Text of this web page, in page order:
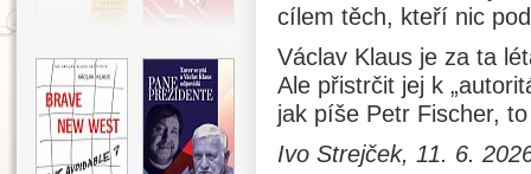
cílem těch, kteří nic
Václav Klaus je za ta
Ale přistrčit jej k
jak píše Petr Fischer,
Ivo Strejček, 11. 6.